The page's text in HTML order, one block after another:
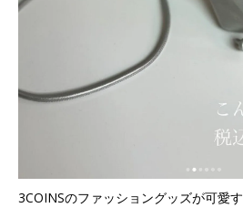
3COINSのファッショングッズが可愛